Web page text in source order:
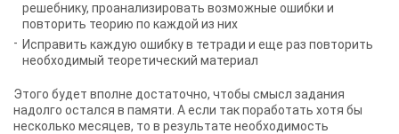
решебнику, проанализировать возможные ошибки и
повторить теорию по каждой из них
Исправить каждую ошибку в тетради и еще раз повторить
необходимый теоретический материал
Этого будет вполне достаточно, чтобы смысл задания
надолго остался в памяти. А если так поработать хотя бы
несколько месяцев, то в результате необходимость